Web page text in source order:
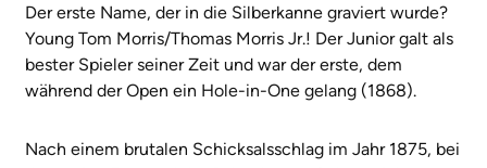
Der erste Name, der in die Silberkanne graviert wurde?
Young Tom Morris/Thomas Morris Jr.! Der Junior galt als
bester Spieler seiner Zeit und war der erste, dem
während der Open ein Hole-in-One gelang (1868).
Nach einem brutalen Schicksalsschlag im Jahr 1875, bei